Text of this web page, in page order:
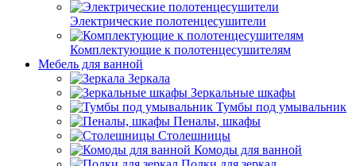
Электрические полотенцесушители
Комплектующие к полотенцесушителям
Мебель для ванной
Зеркала
Зеркальные шкафы
Тумбы под умывальник
Пеналы, шкафы
Столешницы
Комоды для ванной